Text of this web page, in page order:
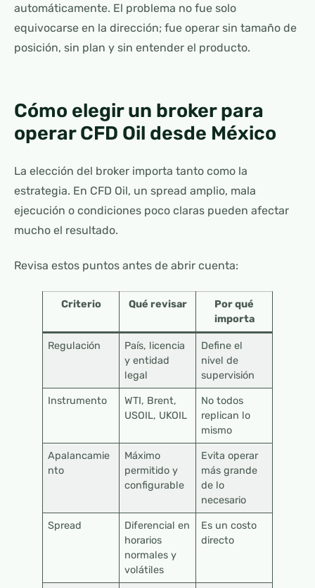
automáticamente. El problema no fue solo
equivocarse en la dirección; fue operar sin tamaño de
posición, sin plan y sin entender el producto.
Cómo elegir un broker para
operar CFD Oil desde México
La elección del broker importa tanto como la
estrategia. En CFD Oil, un spread amplio, mala
ejecución o condiciones poco claras pueden afectar
mucho el resultado.
Revisa estos puntos antes de abrir cuenta:
Criterio Qué revisar
Por qué
importa
Regulación
País, licencia
y entidad
legal
Define el
nivel de
supervisión
Instrumento
WTI, Brent,
USOIL, UKOIL
No todos
replican lo
mismo
Apalancamie
nto
Máximo
permitido y
configurable
Evita operar
más grande
de lo
necesario
Spread
Diferencial en
horarios
normales y
volátiles
Es un costo
directo